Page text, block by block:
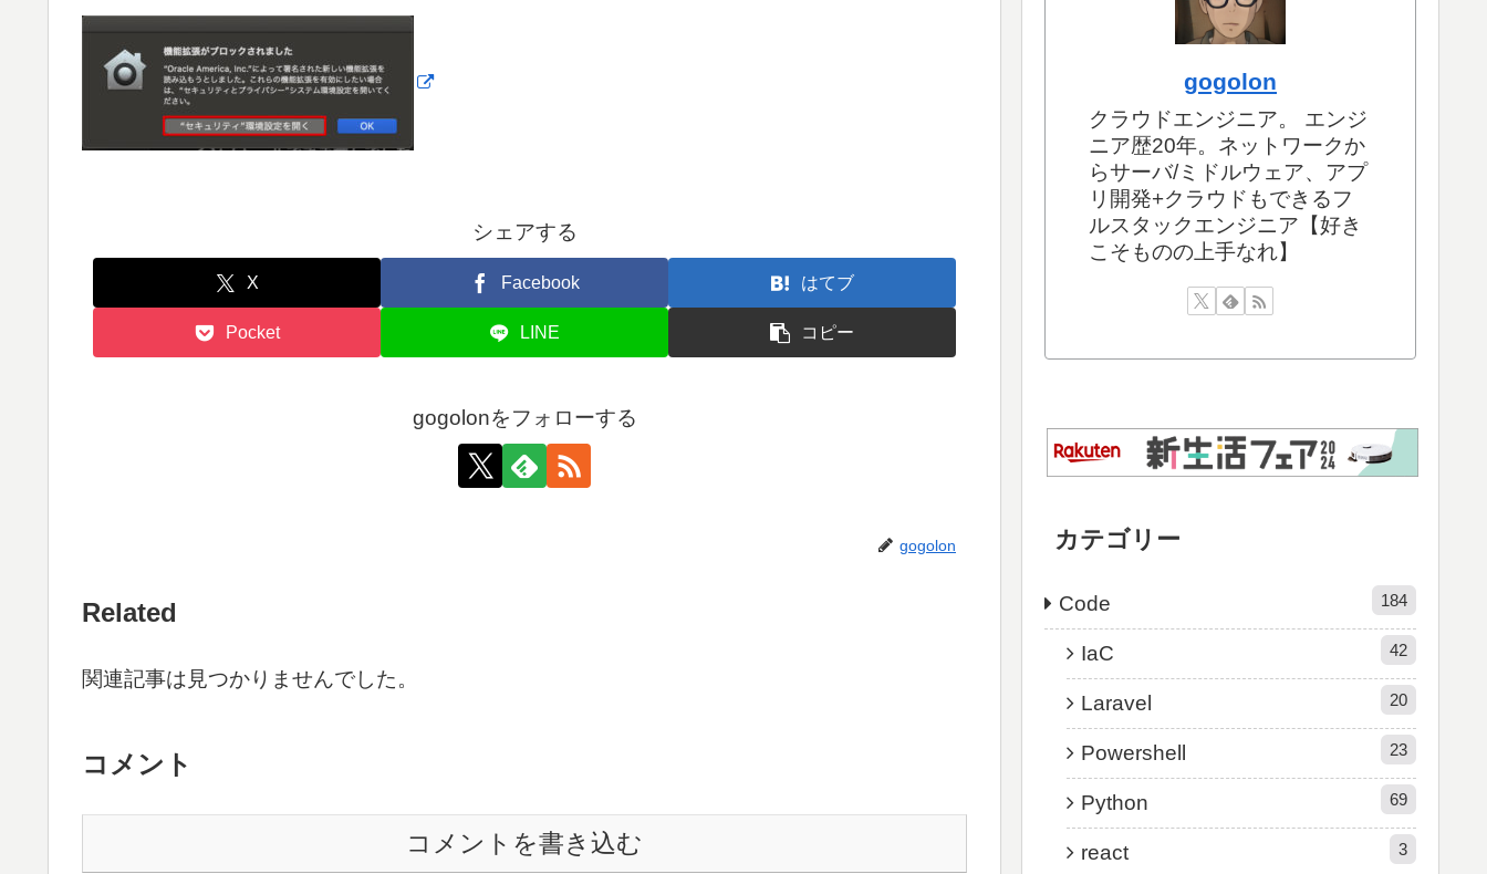
シェアする
X Facebook はてブ
Pocket LINE コピー
gogolonをフォローする
gogolon
Related
関連記事は見つかりませんでした。
コメント
コメントを書き込む
gogolon
クラウドエンジニア。 エンジ
ニア歴20年。ネットワークか
らサーバ/ミドルウェア、アプ
リ開発+クラウドもできるフ
ルスタックエンジニア【好き
こそものの上手なれ】
カテゴリー
Code 184
IaC 42
Laravel 20
Powershell 23
Python 69
react 3